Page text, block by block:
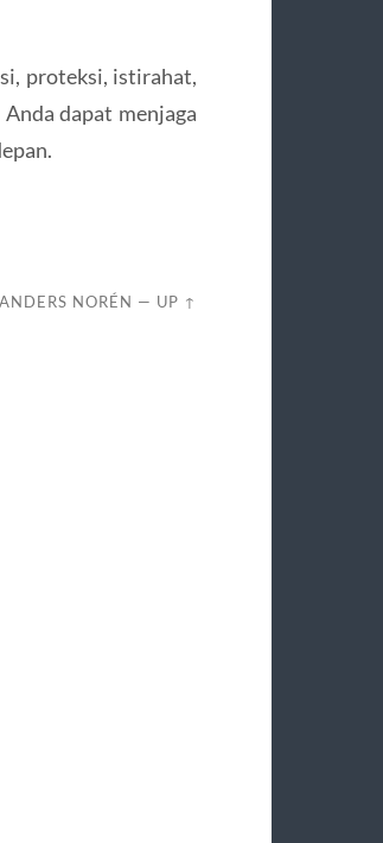
proteksi, istirahat,
dapat menjaga
ANDERS NORÉN — UP ↑